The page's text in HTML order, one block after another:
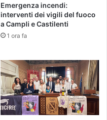
Emergenza incendi:
interventi dei vigili del fuoco
a Campli e Castilenti
1 ora fa